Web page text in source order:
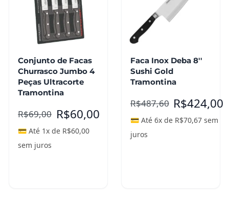
Conjunto de Facas
Churrasco Jumbo 4
Peças Ultracorte
Tramontina
R$69,00 R$60,00
💳 Até 1x de R$60,00
sem juros
Faca Inox Deba 8''
Sushi Gold
Tramontina
R$487,60 R$424,00
💳 Até 6x de R$70,67sem
juros